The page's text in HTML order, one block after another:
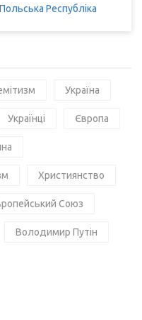
Республіка
Україна
Українці Європа
Християнство
Союз
Володимир Путін